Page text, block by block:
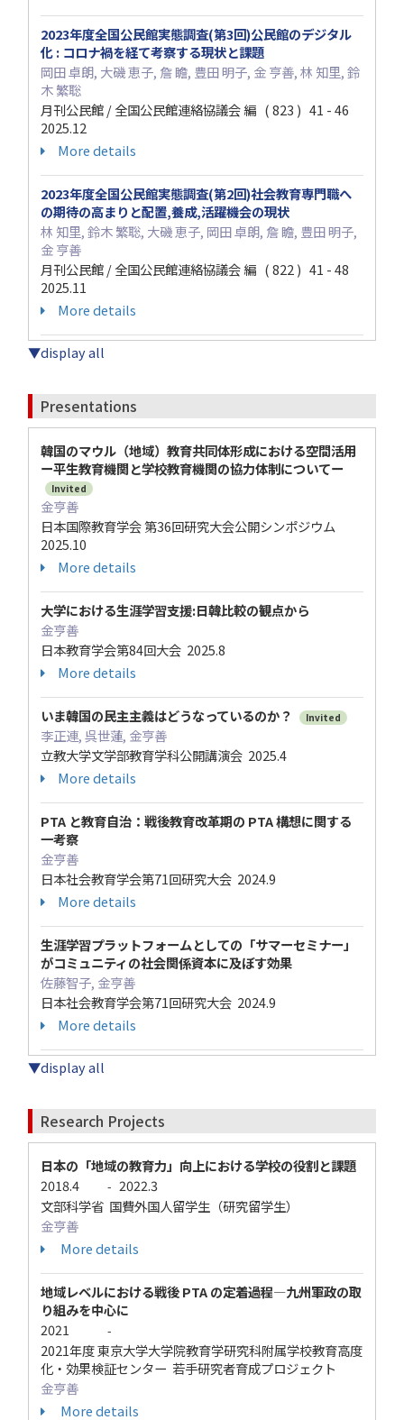
2023年度全国公民館実態調査(第3回)公民館のデジタル
化 : コロナ禍を経て考察する現状と課題
岡田 卓朗, 大磯 恵子, 詹 瞻, 豊田 明子, 金 亨善, 林 知里, 鈴
木 繁聡
月刊公民館 / 全国公民館連絡協議会 編 ( 823 ) 41 - 46
2025.12
More details
2023年度全国公民館実態調査(第2回)社会教育専門職へ
の期待の高まりと配置,養成,活躍機会の現状
林 知里, 鈴木 繁聡, 大磯 恵子, 岡田 卓朗, 詹 瞻, 豊田 明子,
金 亨善
月刊公民館 / 全国公民館連絡協議会 編 ( 822 ) 41 - 48
2025.11
More details
▼display all
Presentations
韓国のマウル（地域）教育共同体形成における空間活用
ー平生教育機関と学校教育機関の協力体制についてー
Invited
金亨善
日本国際教育学会 第36回研究大会公開シンポジウム
2025.10
More details
大学における生涯学習支援:日韓比較の観点から
金亨善
日本教育学会第84回大会 2025.8
More details
いま韓国の民主主義はどうなっているのか？ Invited
李正連, 呉世蓮, 金亨善
立教大学文学部教育学科公開講演会 2025.4
More details
PTA と教育自治：戦後教育改革期の PTA 構想に関する
一考察
金亨善
日本社会教育学会第71回研究大会 2024.9
More details
生涯学習プラットフォームとしての「サマーセミナー」
がコミュニティの社会関係資本に及ぼす効果
佐藤智子, 金亨善
日本社会教育学会第71回研究大会 2024.9
More details
▼display all
Research Projects
日本の「地域の教育力」向上における学校の役割と課題
2018.4
- 2022.3
文部科学省 国費外国人留学生（研究留学生）
金亨善
More details
地域レベルにおける戦後 PTA の定着過程―九州軍政の取
り組みを中心に
2021
-
2021年度 東京大学大学院教育学研究科附属学校教育高度
化・効果検証センター 若手研究者育成プロジェクト
金亨善
More details